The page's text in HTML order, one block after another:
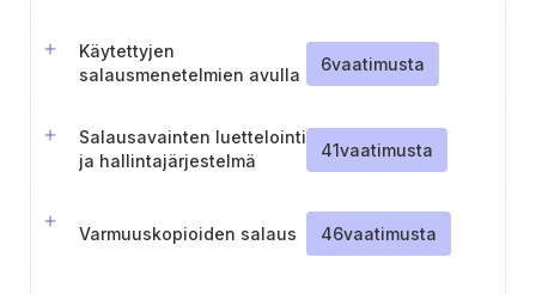
Käytettyjen
salausmenetelmien avulla
6vaatimusta
Salausavainten luettelointi
ja hallintajärjestelmä
41vaatimusta
Varmuuskopioiden salaus 46vaatimusta